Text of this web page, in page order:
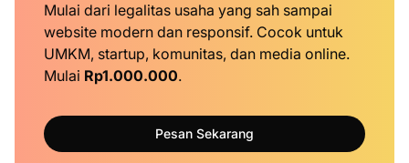
Mulai dari legalitas usaha yang sah sampai
website modern dan responsif. Cocok untuk
UMKM, startup, komunitas, dan media online.
Mulai Rp1.000.000.
Pesan Sekarang